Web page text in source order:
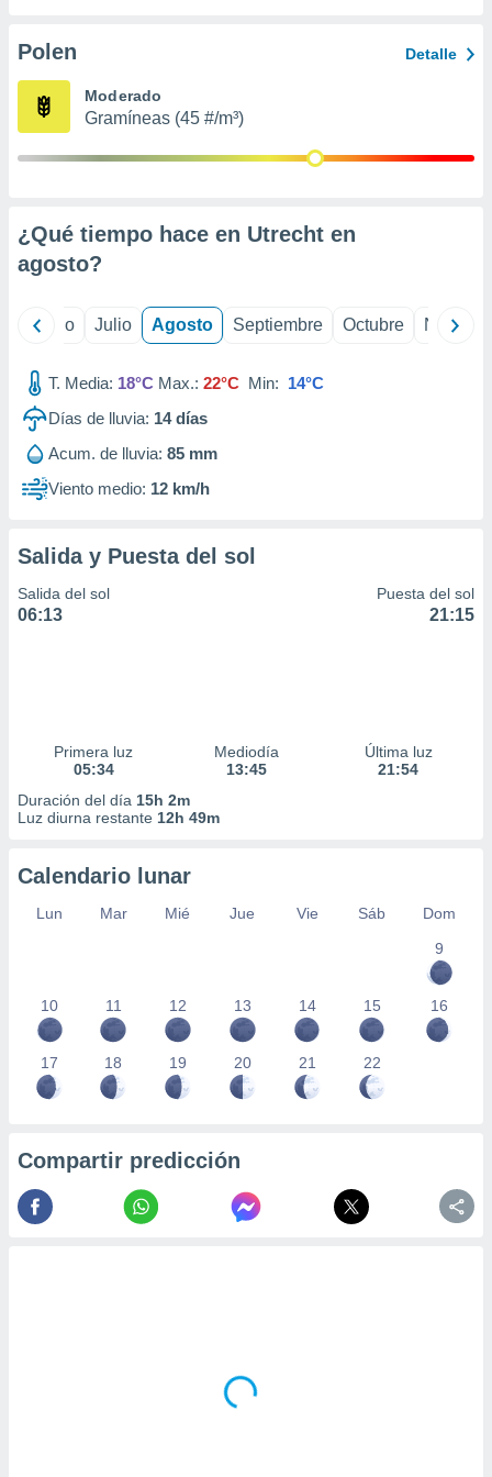
e
mediante
de
1199
Polen Detalle
Moderado
Gramíneas (45 #/m³)
¿Qué tiempo hace en Utrecht en
agosto?
Junio Julio Agosto Septiembre Octubre
T. Media: 18°C Max.: 22°C Min: 14°C
Días de lluvia: 14días
Acum. de lluvia: 85 mm
Viento medio: 12 km/h
Salida y Puesta del sol
Salida del sol
06:13
Puesta del sol
21:15
Primera luz
05:34
Mediodía
13:45
Última luz
21:54
Duración del día 15h 2m
Luz diurna restante 12h 49m
Calendario lunar
Lun Mar Mié Jue Vie Sáb
Dom
9
10 11 12 13 14 15 16
17 18 19 20 21 22
Compartir predicción